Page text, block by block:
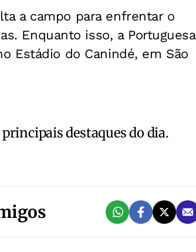
a campo para enfrentar o
Enquanto isso, a Portuguesa
Estádio do Canindé, em São
principais destaques do dia.